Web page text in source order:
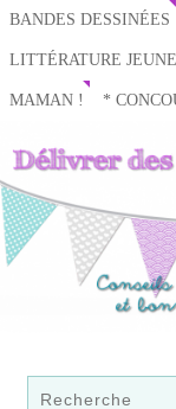
BANDES DESSINÉES
LITTÉRATURE
MAMAN ! *